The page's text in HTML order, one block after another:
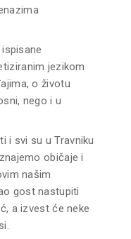
jezikom
o životu
nego i u
i svi su u Travniku
običaje i
našim
gost nastupiti
a izvest će neke